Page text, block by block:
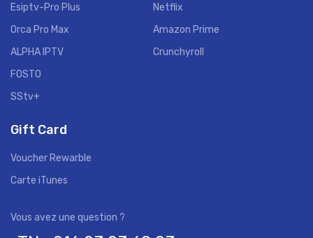
Esiptv-Pro Plus
Orca Pro Max
ALPHA IPTV
FOSTO
SStv+
Netflix
Amazon Prime
Crunchyroll
Gift Card
Voucher Rewarble
Carte iTunes